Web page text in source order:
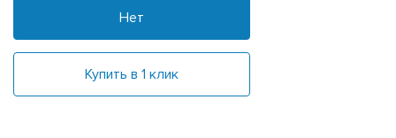
Нет
Купить в 1 клик